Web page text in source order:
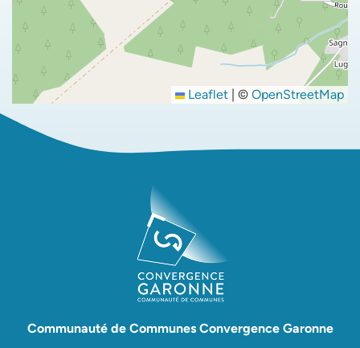
Leaflet | © OpenStreetMap
Communauté de Communes Convergence Garonne